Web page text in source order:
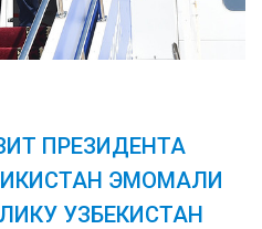
ПРЕЗИДЕНТА
ЭМОМАЛИ
УЗБЕКИСТАН